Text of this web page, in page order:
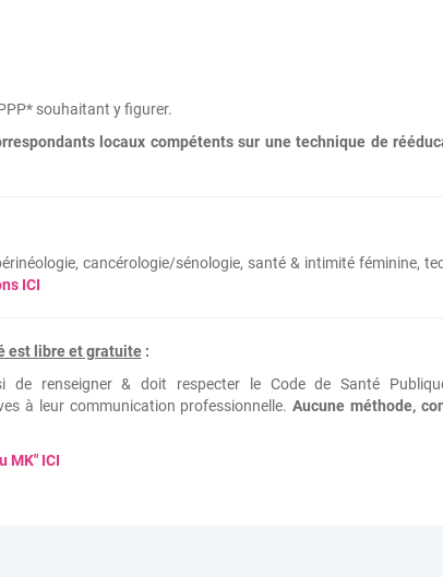
souhaitant y figurer.
locaux compétents sur une technique de
cancérologie/sénologie, santé & intimité féminine,
ICI
est libre et gratuite:
de renseigner & doit respecter le Code de Santé
à leur communication professionnelle.Aucune méthode,
MK" ICI